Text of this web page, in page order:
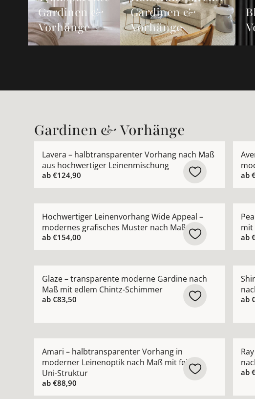
Gardinen &
Vorhänge
Gardinen &
Vorhänge
Gardinen & Vorhänge
Lavera – halbtransparenter Vorhang nach Maß
aus hochwertiger Leinenmischung
ab €124,90 ab
Hochwertiger Leinenvorhang Wide Appeal –
modernes grafisches Muster nach Maß
ab €154,00
mit
ab
Glaze – transparente moderne Gardine nach
Maß mit edlem Chintz-Schimmer
ab €83,50 ab
Amari – halbtransparenter Vorhang in
moderner Leinenoptik nach Maß mit feiner
Uni-Struktur
ab €88,90
ab